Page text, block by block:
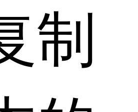
制